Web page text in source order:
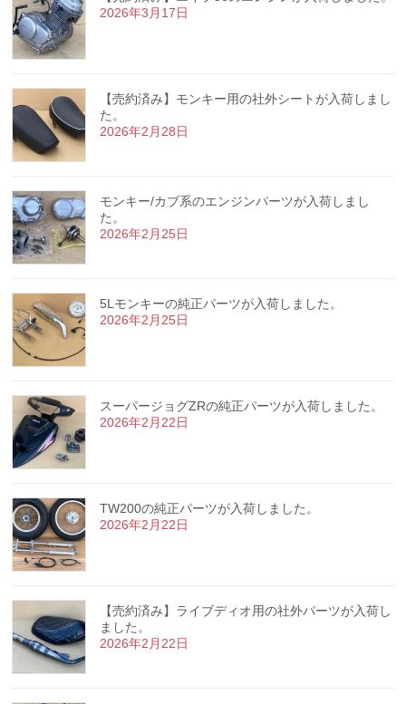
2026年3月17日
【売約済み】モンキー用の社外シートが入荷しまし
た。
2026年2月28日
モンキー/カブ系のエンジンパーツが入荷しまし
た。
2026年2月25日
5Lモンキーの純正パーツが入荷しました。
2026年2月25日
スーパージョグZRの純正パーツが入荷しました。
2026年2月22日
TW200の純正パーツが入荷しました。
2026年2月22日
【売約済み】ライブディオ用の社外パーツが入荷し
ました。
2026年2月22日